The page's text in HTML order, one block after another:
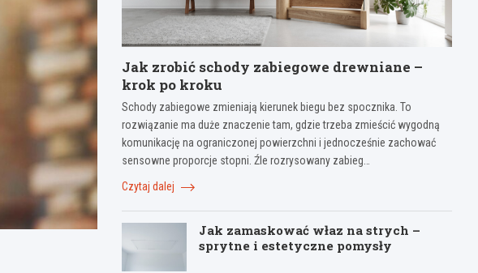
Jak zrobić schody zabiegowe drewniane –
krok po kroku
Schody zabiegowe zmieniają kierunek biegu bez spocznika. To
rozwiązanie ma duże znaczenie tam, gdzie trzeba zmieścić wygodną
komunikację na ograniczonej powierzchni i jednocześnie zachować
sensowne proporcje stopni. Źle rozrysowany zabieg…
Czytaj dalej
Jak zamaskować właz na strych –
sprytne i estetyczne pomysły